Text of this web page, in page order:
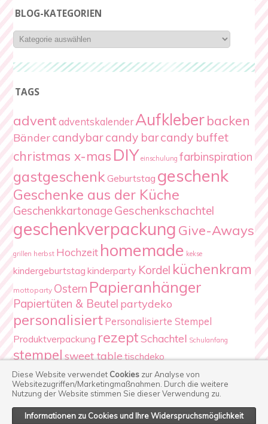
BLOG-KATEGORIEN
Blog-
Kategorien
TAGS
advent adventskalenderAufkleberbacken
Bändercandybarcandy barcandy buffet
christmas x-mas DIY einschulung farbinspiration
gastgeschenkGeburtstag geschenk
Geschenke aus der Küche
GeschenkkartonageGeschenkschachtel
geschenkverpackung Give-Aways
grillen herbst Hochzeit homemade kekse
kindergeburtstag kinderparty Kordel küchenkram
mottoparty Ostern Papieranhänger
Papiertüten & Beutel partydeko
personalisiert Personalisierte Stempel
Produktverpackung rezept Schachtel Schulanfang
stempelsweet tabletischdeko
VerpackungWeihnachten
Diese Website verwendet Cookies zur Analyse von
Websitezugriffen/Marketingmaßnahmen. Durch die weitere
Nutzung der Website stimmen Sie dieser Verwendung zu.
Informationen zu Cookies und Ihre Widerspruchsmöglichkeit